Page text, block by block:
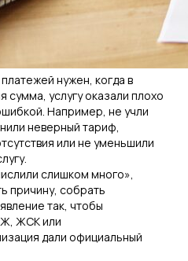
нужен, когда в
сумма, услугу оказали плохо
Например, не учли
неверный тариф,
или не уменьшили
слишком много»,
причину, собрать
так, чтобы
ЖСК или
дали официальный